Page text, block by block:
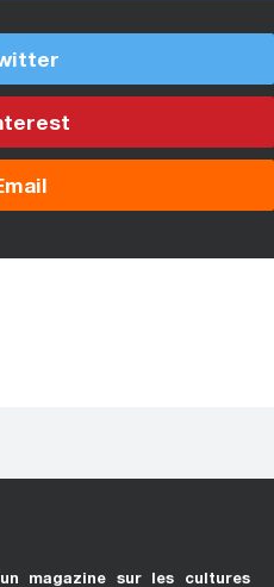
magazine sur les cultures